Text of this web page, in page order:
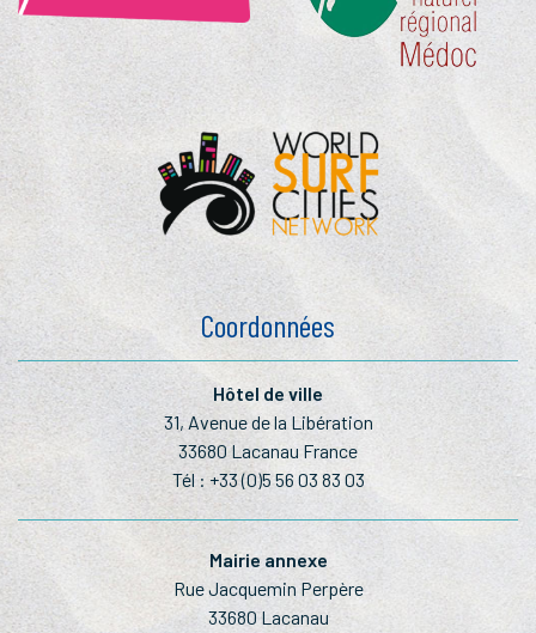
Coordonnées
Hôtel de ville
31, Avenue de la Libération
33680 Lacanau France
Tél : +33 (0)5 56 03 83 03
Mairie annexe
Rue Jacquemin Perpère
33680 Lacanau